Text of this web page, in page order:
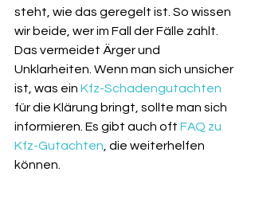
steht, wie das geregelt ist. So wissen
wir beide, wer im Fall der Fälle zahlt.
Das vermeidet Ärger und
Unklarheiten. Wenn man sich unsicher
ist, was ein Kfz-Schadengutachten
für die Klärung bringt, sollte man sich
informieren. Es gibt auch oft FAQ zu
Kfz-Gutachten , die weiterhelfen
können.